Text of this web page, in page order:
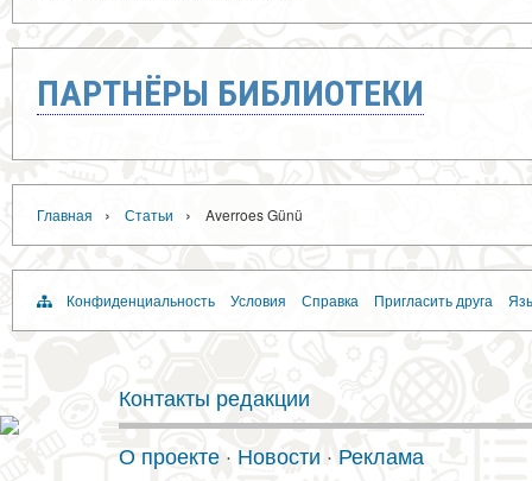
ПАРТНЁРЫ БИБЛИОТЕКИ
Главная › Статьи › Averroes Günü
Конфиденциальность Условия Справка Пригласить друга
Контакты редакции
О проекте · Новости · Реклама